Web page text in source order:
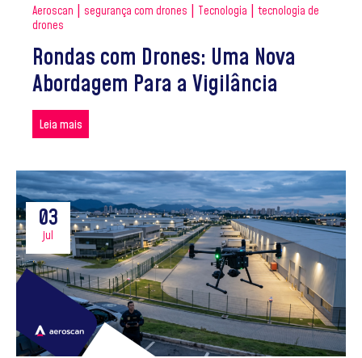
Aeroscan | segurança com drones | Tecnologia | tecnologia de
drones
Rondas com Drones: Uma Nova
Abordagem Para a Vigilância
Leia mais
03
jul